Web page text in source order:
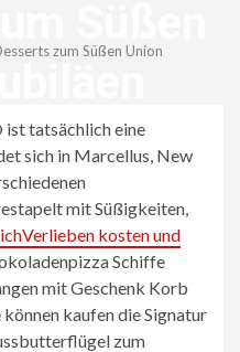
Süßen
zum Süßen Union
tatsächlich eine
sich in Marcellus, New
mit Süßigkeiten,
kosten und
Schiffe
mit Geschenk Korb
kaufen die Signatur
zum